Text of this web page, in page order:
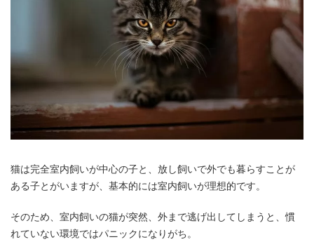
猫は完全室内飼いが中心の子と、放し飼いで外でも暮らすことが
ある子とがいますが、基本的には室内飼いが理想的です。
そのため、室内飼いの猫が突然、外まで逃げ出してしまうと、慣
れていない環境ではパニックになりがち。